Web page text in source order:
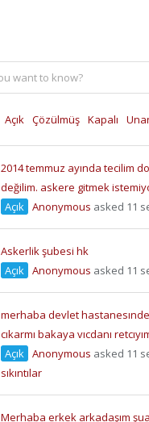
Açık Çözülmüş Kapalı
2014 temmuz ayında tecilim
değilim. askere gitmek
Açık Anonymous asked 11
Askerlik şubesi hk
Açık Anonymous asked 11
merhaba devlet
cıkarmı bakaya vıcdanı
Açık Anonymous asked 11
sıkıntılar
Merhaba erkek arkadaşım